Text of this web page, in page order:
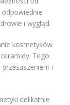
i wygląd.
kosmetyków
Tego
i
delikatnie